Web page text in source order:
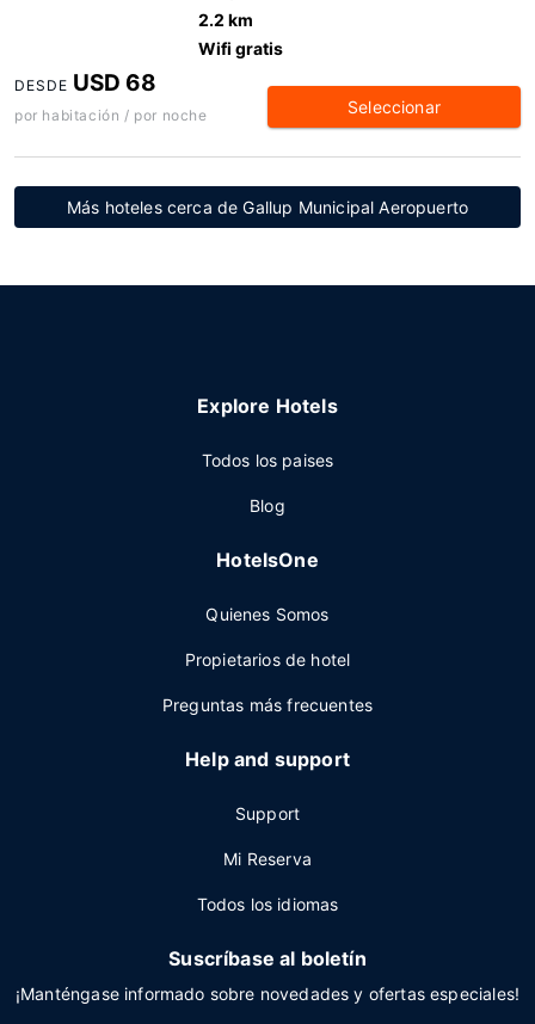
2.2 km
Wifi gratis
DESDE USD 68
por habitación / por noche Seleccionar
Más hoteles cerca de Gallup Municipal Aeropuerto
Explore Hotels
Todos los paises
Blog
HotelsOne
Quienes Somos
Propietarios de hotel
Preguntas más frecuentes
Help and support
Support
Mi Reserva
Todos los idiomas
Suscríbase al boletín
¡Manténgase informado sobre novedades y ofertas especiales!